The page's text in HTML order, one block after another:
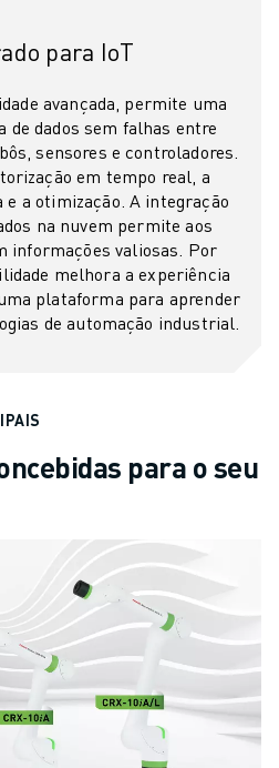
para IoT
avançada, permite uma
de dados sem falhas entre
sensores e controladores.
em tempo real, a
a otimização. A integração
na nuvem permite aos
informações valiosas. Por
melhora a experiência
plataforma para aprender
de automação industrial.
para o seu